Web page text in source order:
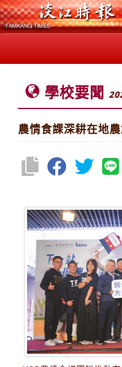
學校要聞
農情食課深耕在地